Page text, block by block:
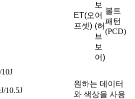
ET(오
프셋)
보
어
(허
브
보
어)
볼트
패턴
(PCD)
10J
원하는 데이터
와 색상을 사용
10.5J